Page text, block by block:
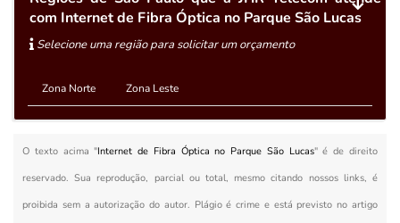
com Internet de Fibra Óptica no Parque São Lucas
Selecione uma região para solicitar um orçamento
Zona Norte Zona Leste
O texto acima "Internet de Fibra Óptica no Parque São Lucas" é de direito
reservado. Sua reprodução, parcial ou total, mesmo citando nossos links, é
proibida sem a autorização do autor. Plágio é crime e está previsto no artigo